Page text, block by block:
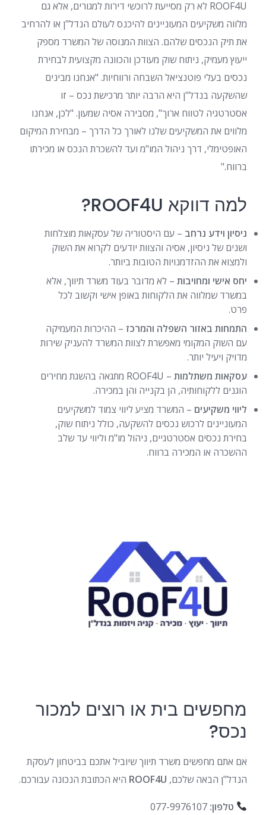
ROOF4U לא רק מסייעת לרוכשי דירות למגורים, אלא גם
מלווה משקיעים המעוניינים להיכנס לעולם הנדל"ן או להרחיב
את תיק הנכסים שלהם. הצוות המנוסה של המשרד מספק
ייעוץ מעמיק, ניתוח שוק מעודכן והכוונה מקצועית לבחירת
נכסים בעלי פוטנציאל השבחה ורווחיות. "אנחנו מבינים
שהשקעה בנדל"ן היא הרבה יותר מרכישת נכס – זו
אסטרטגיה לטווח ארוך", מסבירה אסיה שמעון. "לכן, אנחנו
מלווים את המשקיעים שלנו לאורך כל הדרך – מבחירת המיקום
האופטימלי, דרך ניהול המו"מ ועד להשכרת הנכס או מכירתו
ברווח."
למה דווקא ROOF4U?
ניסיון וידע נרחב – עם היסטוריה של עסקאות מוצלחות
ושנים של ניסיון, אסיה והצוות יודעים לקרוא את השוק
ולמצוא את ההזדמנויות הטובות ביותר.
יחס אישי ומחויבות – לא מדובר בעוד משרד תיווך, אלא
במשרד שמלווה את הלקוחות באופן אישי וקשוב לכל
פרט.
התמחות באזור השפלה והמרכז – ההיכרות המעמיקה
עם השוק המקומי מאפשרת לצוות המשרד להעניק שירות
מדויק ויעיל יותר.
עסקאות משתלמות
– ROOF4U מתגאה בהשגת מחירים
הוגנים ללקוחותיה, הן בקנייה והן במכירה.
ליווי משקיעים – המשרד מציע ליווי צמוד למשקיעים
המעוניינים לרכוש נכסים להשקעה, כולל ניתוח שוק,
בחירת נכסים אסטרטגיים, ניהול מו"מ וליווי עד שלב
ההשכרה או המכירה ברווח.
מחפשים בית או רוצים למכור
נכס?
אם אתם מחפשים משרד תיווך שיוביל אתכם בביטחון לעסקת
הנדל"ן הבאה שלכם, ROOF4U היא הכתובת הנכונה עבורכם.
טלפון: 077-9976107